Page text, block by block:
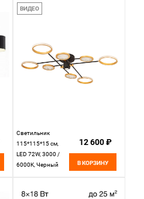
ВИДЕО
Светильник
115*115*15 см,
LED 72W, 3000 /
6000K, Черный
12 600 ₽
В КОРЗИНУ